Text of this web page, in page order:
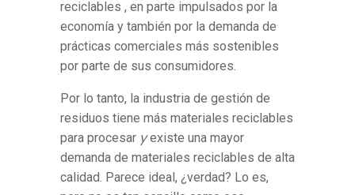
reciclables , en parte impulsados por la
economía y también por la demanda de
prácticas comerciales más sostenibles
por parte de sus consumidores.
Por lo tanto, la industria de gestión de
residuos tiene más materiales reciclables
para procesar yexiste una mayor
demanda de materiales reciclables de alta
calidad. Parece ideal, ¿verdad? Lo es,